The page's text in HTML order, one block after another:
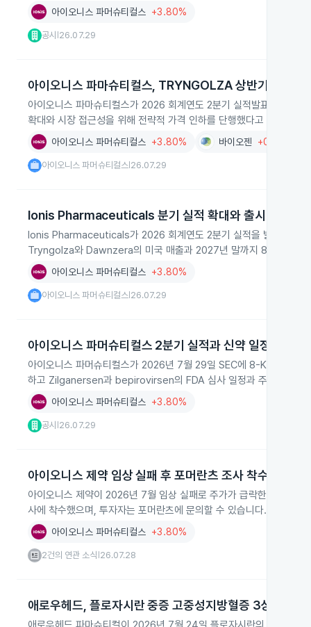
아이오니스 파머슈티컬스 +3.80%
공시 26.07.29
아이오니스 파마슈티컬스, TRYNGOLZA 상반기 미국 매
아이오니스 파마슈티컬스가 2026 회계연도 2분기 실적발표에서
확대와 시장 접근성을 위해 전략적 가격 인하를 단행했다고 밝혔습니
아이오니스 파머슈티컬스 +3.80% 바이오젠 +0.80%
아이오니스 파머슈티컬스 26.07.29
Ionis Pharmaceuticals 분기 실적 확대와 출시 목표
Ionis Pharmaceuticals가 2026 회계연도 2분기 실적을 발표해 상
Tryngolza와 Dawnzera의 미국 매출과 2027년 말까지 8개 신약 출
아이오니스 파머슈티컬스 +3.80%
아이오니스 파머슈티컬스 26.07.29
아이오니스 파머슈티컬스 2분기 실적과 신약 일정 공개
아이오니스 파머슈티컬스가 2026년 7월 29일 SEC에 8-K를 제출
하고 Zilganersen과 bepirovirsen의 FDA 심사 일정과 주요 글로벌
아이오니스 파머슈티컬스 +3.80%
공시 26.07.29
아이오니스 제약 임상 실패 후 포머란츠 조사 착수
아이오니스 제약이 2026년 7월 임상 실패로 주가가 급락한 뒤 포머
사에 착수했으며, 투자자는 포머란츠에 문의할 수 있습니다.
아이오니스 파머슈티컬스 +3.80%
2건의 연관 소식 26.07.28
애로우헤드, 플로자시란 중증 고중성지방혈증 3상 성공